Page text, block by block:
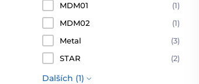
MDM01
(1)
MDM02
(1)
Metal
(3)
STAR
(2)
Dalších (1)